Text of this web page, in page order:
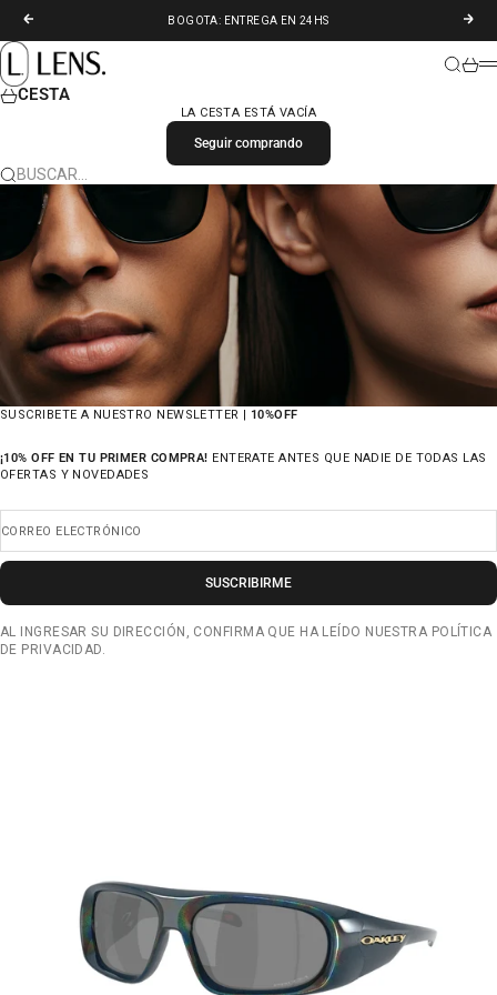
ANTERIOR
BOGOTA: ENTREGA EN 24HS
LENS. COLOMBIA
BUSCAR
CESTA
LA CESTA ESTÁ VACÍA
Seguir comprando
BUSCAR…
SUSCRIBETE A NUESTRO NEWSLETTER | 10%OFF
¡10% OFF EN TU PRIMER COMPRA! ENTERATE ANTES QUE NADIE DE TODAS LAS
OFERTAS Y NOVEDADES
CORREO ELECTRÓNICO
SUSCRIBIRME
AL INGRESAR SU DIRECCIÓN, CONFIRMA QUE HA LEÍDO NUESTRA POLÍTICA
DE PRIVACIDAD.